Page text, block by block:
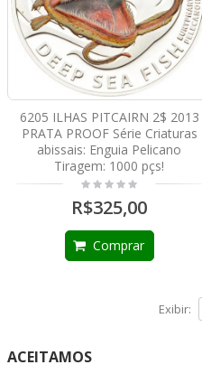
6205 ILHAS PITCAIRN 2$ 2013
PRATA PROOF Série Criaturas
abissais: Enguia Pelicano
Tiragem: 1000 pçs!
R$325,00
Comprar
Exibir:
ACEITAMOS